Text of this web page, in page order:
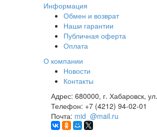
Информация
Обмен и возврат
Наши гарантии
Публичная оферта
Оплата
О компании
Новости
Контакты
Адрес: 680000, г. Хабаровск,
Телефон: +7 (4212) 94-02-01
Почта: mid_@mail.ru